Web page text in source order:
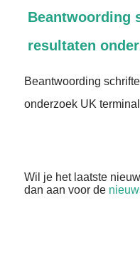
Beantwoording
resultaten
Beantwoording
onderzoek UK terminal
Wil je het laatste
dan aan voor de